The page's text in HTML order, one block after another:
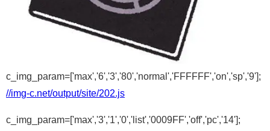
c_img_param=['max','6','3','80','normal','FFFFFF','on','sp','9'];
//img-c.net/output/site/202.js
c_img_param=['max','3','1','0','list','0009FF','off','pc','14'];